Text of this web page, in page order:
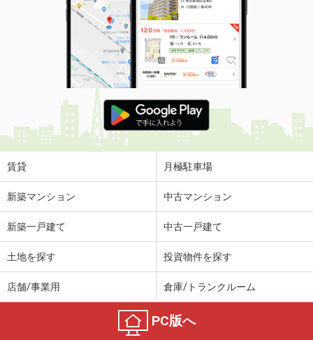
賃貸 月極駐車場
新築マンション 中古マンション
新築一戸建て 中古一戸建て
土地を探す 投資物件を探す
店舗/事業用 倉庫/トランクルーム
PC版へ